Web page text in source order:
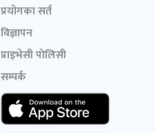
प्रयोगका सर्त
विज्ञापन
प्राइभेसी पोलिसी
सम्पर्क